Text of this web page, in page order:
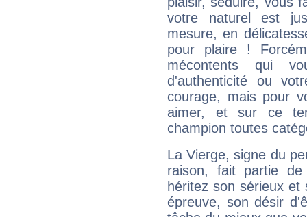
votre naturel est
mesure, en
pour plaire !
mécontents qui
d'authenticité ou
courage, mais pour
aimer, et sur ce
champion toutes
La Vierge, signe du
raison, fait partie
héritez son sérieux
épreuve, son désir